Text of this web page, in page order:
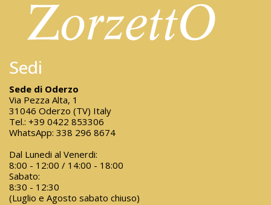
Sedi
Sede di Oderzo
Via Pezza Alta, 1
31046 Oderzo (TV) Italy
Tel.: +39 0422 853306
WhatsApp: 338 296 8674
Dal Lunedi al Venerdi:
8:00 - 12:00 / 14:00 - 18:00
Sabato:
8:30 - 12:30
(Luglio e Agosto sabato chiuso)